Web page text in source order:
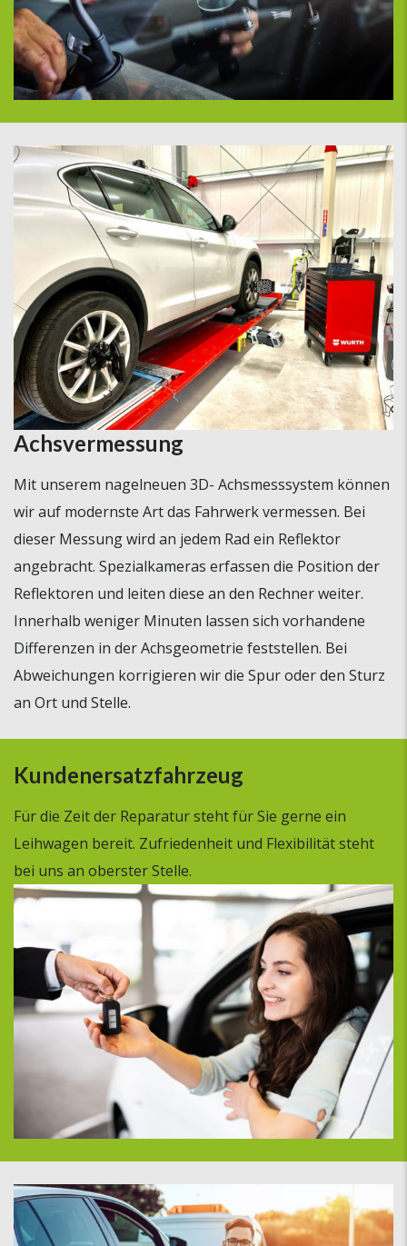
Achsvermessung
Mit unserem nagelneuen 3D- Achsmesssystem können
wir auf modernste Art das Fahrwerk vermessen. Bei
dieser Messung wird an jedem Rad ein Reflektor
angebracht. Spezialkameras erfassen die Position der
Reflektoren und leiten diese an den Rechner weiter.
Innerhalb weniger Minuten lassen sich vorhandene
Differenzen in der Achsgeometrie feststellen. Bei
Abweichungen korrigieren wir die Spur oder den Sturz
an Ort und Stelle.
Kundenersatzfahrzeug
Für die Zeit der Reparatur steht für Sie gerne ein
Leihwagen bereit. Zufriedenheit und Flexibilität steht
bei uns an oberster Stelle.